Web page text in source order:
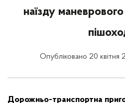
наїзду
Опубліковано 20 квітня
Дорожньо-транспортна